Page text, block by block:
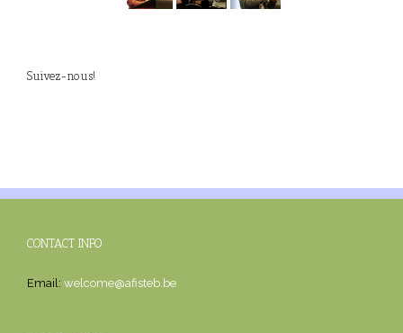
Suivez-nous!
CONTACT INFO
Email: welcome@afisteb.be